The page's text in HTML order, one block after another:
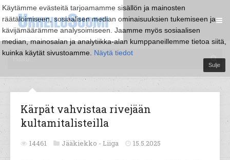
Käytämme evästeitä tarjoamamme sisällön ja mainosten
räätälöimiseen, sosiaalisen median ominaisuuksien tukemiseen ja
kävijämäärämme analysoimiseen. Jaamme myös sosiaalisen
median, mainosalan ja analytiikka-alan kumppaneillemme tietoa siitä,
kuinka käytät sivustoamme. Näytä tiedot
Sulje
Kärpät vahvistaa rivejään
kultamitalisteilla
14461 Jääkiekko - Liiga 15.5.2025